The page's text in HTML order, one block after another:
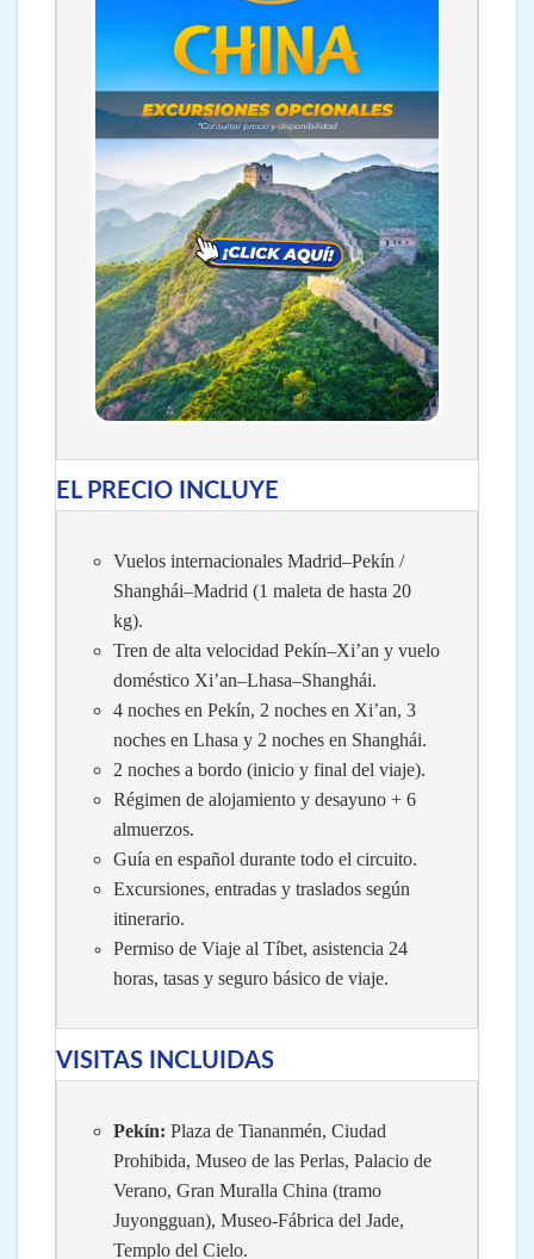
EL PRECIO INCLUYE
Vuelos internacionales Madrid–Pekín /
Shanghái–Madrid (1 maleta de hasta 20
kg).
Tren de alta velocidad Pekín–Xi’an y vuelo
doméstico Xi’an–Lhasa–Shanghái.
4 noches en Pekín, 2 noches en Xi’an, 3
noches en Lhasa y 2 noches en Shanghái.
2 noches a bordo (inicio y final del viaje).
Régimen de alojamiento y desayuno + 6
almuerzos.
Guía en español durante todo el circuito.
Excursiones, entradas y traslados según
itinerario.
Permiso de Viaje al Tíbet, asistencia 24
horas, tasas y seguro básico de viaje.
VISITAS INCLUIDAS
Pekín: Plaza de Tiananmén, Ciudad
Prohibida, Museo de las Perlas, Palacio de
Verano, Gran Muralla China (tramo
Juyongguan), Museo-Fábrica del Jade,
Templo del Cielo.